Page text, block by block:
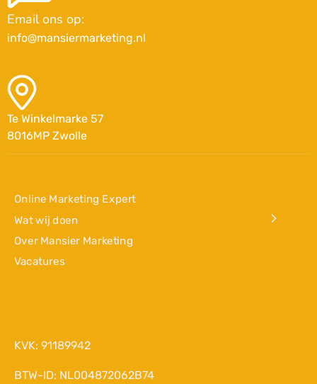
Email ons op:
info@mansiermarketing.nl
Te Winkelmarke 57
8016MP Zwolle
Online Marketing Expert
Wat wij doen
Over Mansier Marketing
Vacatures
KVK: 91189942
BTW-ID: NL004872062B74